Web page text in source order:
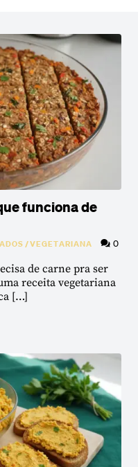
funciona de
/VEGETARIANA 0
de carne pra ser
receita vegetariana
[…]